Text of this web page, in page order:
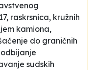
raskrsnica, kružnih
kamiona,
do graničnih
sudskih